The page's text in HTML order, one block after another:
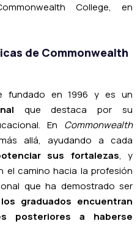
College, en
de Commonwealth
en 1996 y es un
que destaca por su
En Commonwealth
allá, ayudando a cada
sus fortalezas, y
el camino hacia la profesión
que ha demostrado ser
graduados encuentran
posteriores a haberse